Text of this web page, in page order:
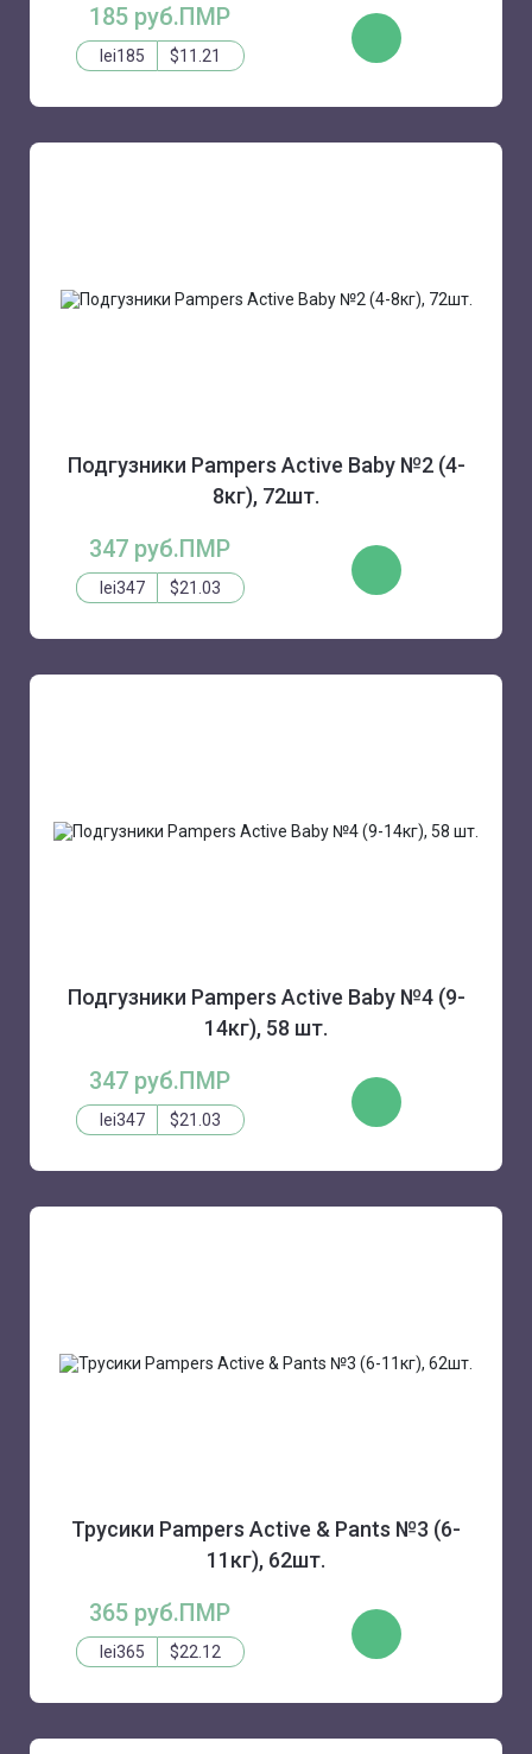
185 руб.ПМР
lei185 $11.21
КУПИТЬ
Подгузники Pampers Active Baby №2 (4-
8кг), 72шт.
347 руб.ПМР
lei347 $21.03
КУПИТЬ
Подгузники Pampers Active Baby №4 (9-
14кг), 58 шт.
347 руб.ПМР
lei347 $21.03
КУПИТЬ
Трусики Pampers Active & Pants №3 (6-
11кг), 62шт.
365 руб.ПМР
lei365 $22.12
КУПИТЬ